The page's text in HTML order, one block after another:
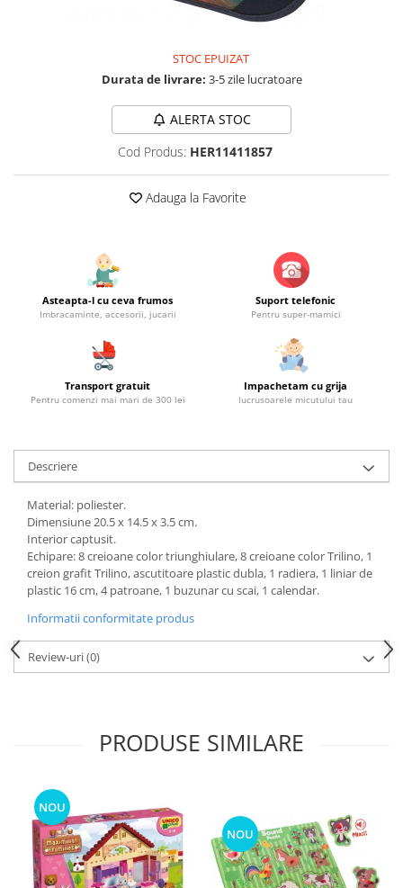
Placi pentru inot
Kituri constructie si pictura
Machete auto Diecast
Masini, trenuri, avioane
Vehicule
Biciclete fara pedale
Role, patine cu rotile
Trotinete
STOC EPUIZAT
Durata de livrare: 3-5 zile lucratoare
ALERTA STOC
Cod Produs: HER11411857
Adauga la Favorite
Asteapta-l cu ceva frumos
Imbracaminte, accesorii, jucarii
Suport telefonic
Pentru super-mamici
Transport gratuit
Pentru comenzi mai mari de 300 lei
Impachetam cu grija
lucrusoarele micutului tau
Descriere
Material: poliester.
Dimensiune 20.5 x 14.5 x 3.5 cm.
Interior captusit.
Echipare: 8 creioane color triunghiulare, 8 creioane color Trilino, 1
creion grafit Trilino, ascutitoare plastic dubla, 1 radiera, 1 liniar de
plastic 16 cm, 4 patroane, 1 buzunar cu scai, 1 calendar.
Informatii conformitate produs
Review-uri(0)
PRODUSE SIMILARE
NOU
NOU